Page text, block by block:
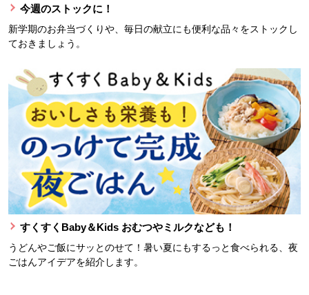
今週のストックに！
新学期のお弁当づくりや、毎日の献立にも便利な品々をストックし
ておきましょう。
すくすくBaby＆Kids おむつやミルクなども！
うどんやご飯にサッとのせて！暑い夏にもするっと食べられる、夜
ごはんアイデアを紹介します。